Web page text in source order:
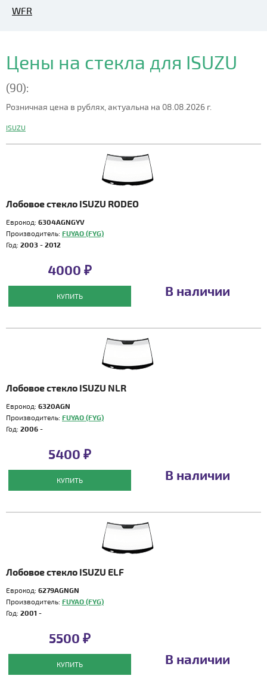
WFR
Цены на стекла для ISUZU
(90):
Розничная цена в рублях, актуальна на 08.08.2026 г.
ISUZU
Лобовое стекло ISUZU RODEO
Еврокод: 6304AGNGYV
Производитель: FUYAO (FYG)
Год: 2003 - 2012
4000 ₽
КУПИТЬ В наличии
Лобовое стекло ISUZU NLR
Еврокод: 6320AGN
Производитель: FUYAO (FYG)
Год: 2006 -
5400 ₽
КУПИТЬ В наличии
Лобовое стекло ISUZU ELF
Еврокод: 6279AGNGN
Производитель: FUYAO (FYG)
Год: 2001 -
5500 ₽
КУПИТЬ В наличии